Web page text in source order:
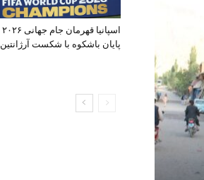
پایان باشکوه با شکست آرژانتین